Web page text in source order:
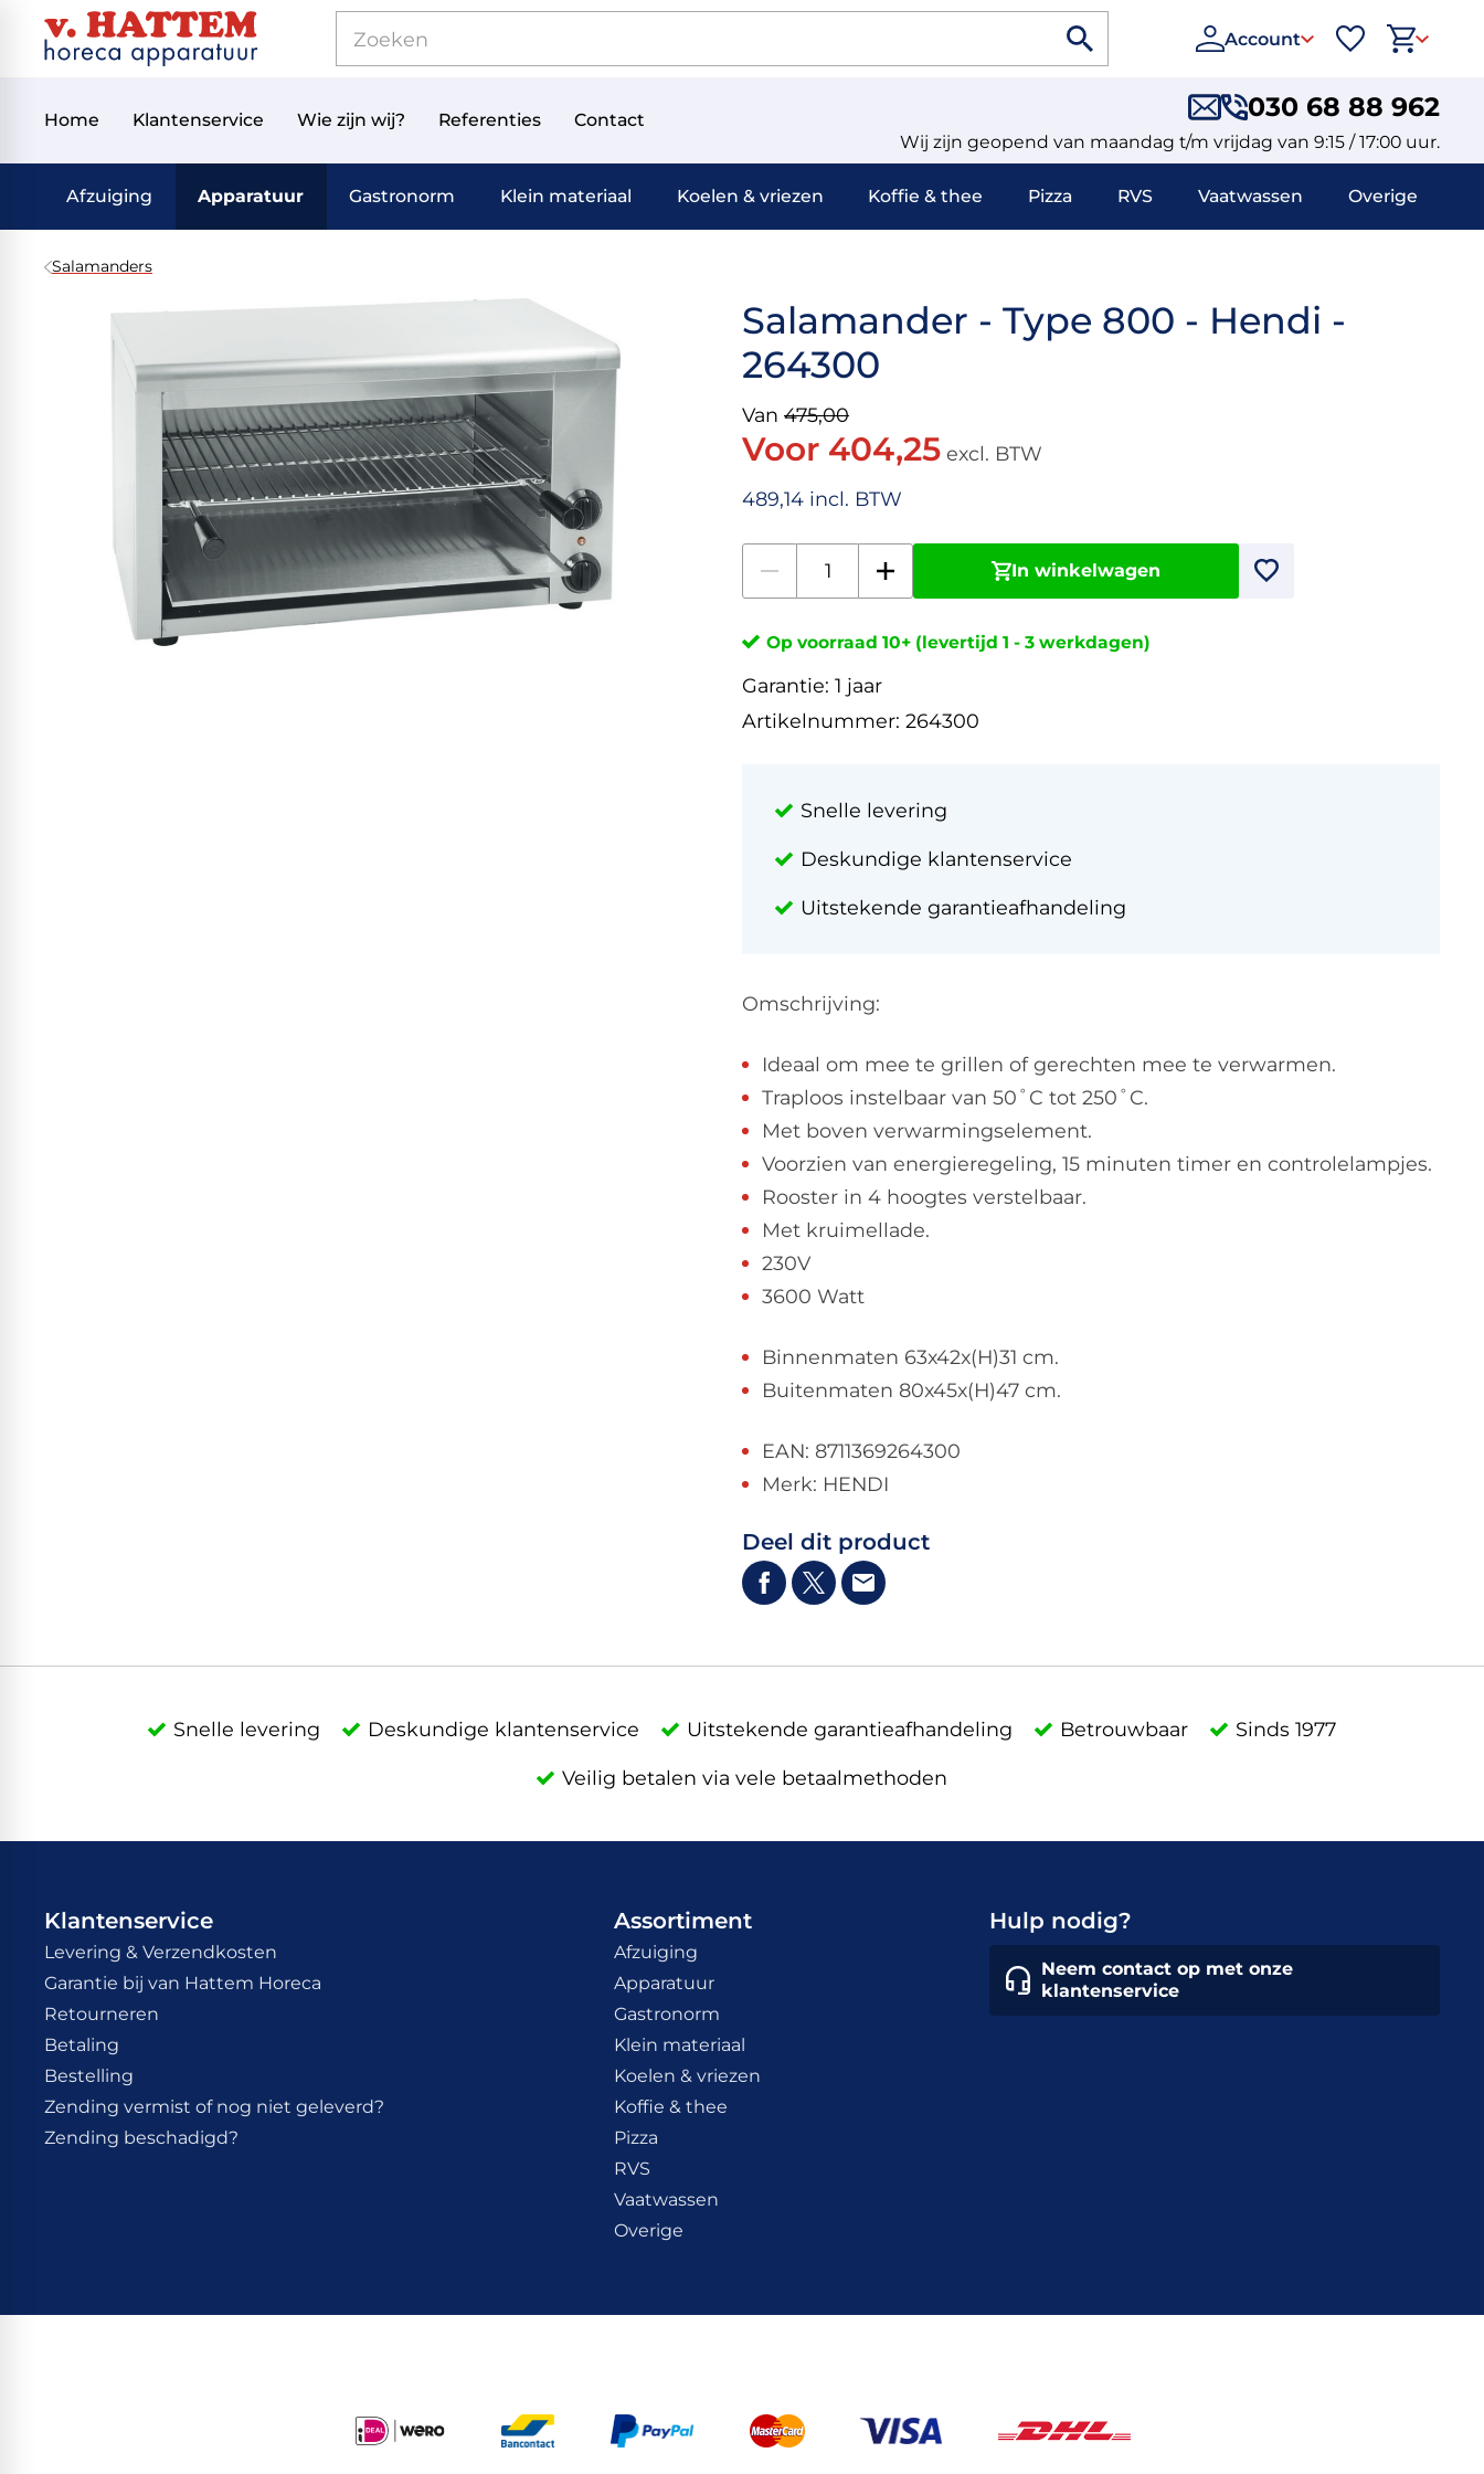
Account
Home Klantenservice Wie zijn wij? Referenties Contact 030 68 88 962
Wij zijn geopend van maandag t/m vrijdag van 9:15 / 17:00 uur.
Afzuiging Apparatuur Gastronorm Klein materiaal Koelen & vriezen Koffie & thee Pizza RVS Vaatwassen Overige
Salamanders
Salamander - Type 800 - Hendi -
264300
Van 475,00
Voor 404,25 excl. BTW
489,14 incl. BTW
In winkelwagen
Op voorraad 10+ (levertijd 1 - 3 werkdagen)
Garantie: 1 jaar
Artikelnummer: 264300
Snelle levering
Deskundige klantenservice
Uitstekende garantieafhandeling
Omschrijving:
Ideaal om mee te grillen of gerechten mee te verwarmen.
Traploos instelbaar van 50˚C tot 250˚C.
Met boven verwarmingselement.
Voorzien van energieregeling, 15 minuten timer en controlelampjes.
Rooster in 4 hoogtes verstelbaar.
Met kruimellade.
230V
3600 Watt
Binnenmaten 63x42x(H)31 cm.
Buitenmaten 80x45x(H)47 cm.
EAN: 8711369264300
Merk: HENDI
Deel dit product
Snelle levering Deskundige klantenservice Uitstekende garantieafhandeling Betrouwbaar Sinds 1977
Veilig betalen via vele betaalmethoden
Klantenservice
Levering & Verzendkosten
Garantie bij van Hattem Horeca
Retourneren
Betaling
Bestelling
Zending vermist of nog niet geleverd?
Zending beschadigd?
Assortiment
Afzuiging
Apparatuur
Gastronorm
Klein materiaal
Koelen & vriezen
Koffie & thee
Pizza
RVS
Vaatwassen
Overige
Hulp nodig?
Neem contact op met onze
klantenservice